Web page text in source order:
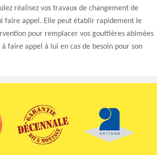
réalisez vos travaux de changement de
faire appel. Elle peut établir rapidement le
pour remplacer vos gouttières abimées
à faire appel à lui en cas de besoin pour son